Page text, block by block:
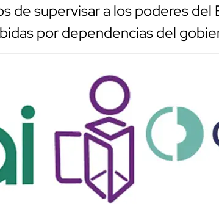
de supervisar a los poderes del
por dependencias del